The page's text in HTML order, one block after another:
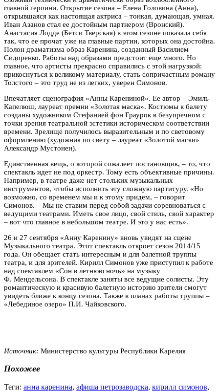
главной героини. Открытие сезона – Елена Головина (Анна),
открывшаяся как настоящая актриса – тонкая, думающая, умная.
Иван Азанов стал ее достойным партнером (Вронский).
Анастасия Лодде (Бетси Тверская) в этом сезоне показала себя
так, что ее прочат уже на главные партии, которых она достойна.
Полон драматизма образ Каренина, созданный Василием
Сидоренко. Работы над образами предстоит еще много. Но
главное, что артисты прекрасно справились с этой нагрузкой:
прикоснуться к великому материалу, стать сопричастным роману
Толстого – это труд не из легких, уверен Симонов.
Впечатляет сценография «Анны Карениной». Ее автор – Эмиль
Капелюш, лауреат премии «Золотая маска». Костюмы к балету
созданы художником Стефанией фон Граурок в безупречном с
точки зрения театральной эстетики историческом соответствии
времени. Зрелище получилось выразительным и по световому
оформлению (художник по свету – лауреат «Золотой маски»
Александр Мустонен).
Единственная вещь, о которой сожалеет постановщик, – то, что
спектакль идет не под оркестр. Тому есть объективные причины.
Например, в театре даже нет стольких музыкальных
инструментов, чтобы исполнить эту сложную партитуру. «Но
возможно, со временем мы и к этому придем, – говорит
Симонов. – Мы не ставим перед собой задачи соревноваться с
ведущими театрами. Иметь свое лицо, свой стиль, свой характер
– вот что главное в небольшом театре. И это у нас есть».
26 и 27 сентября «Анну Каренину» вновь увидят на сцене
Музыкального театра. Этот спектакль откроет сезон 2014/15
года. Он обещает стать интересным и для балетной труппы
театра, и для зрителей. Кирилл Симонов уже приступил к работе
над спектаклем «Сон в летнюю ночь» на музыку
Ф. Мендельсона. В спектакле заняты все ведущие солисты. Эту
романтическую и красивую балетную историю зрители смогут
увидеть ближе к концу сезона. Также в планах работы труппы –
«Лебединое озеро» П.И. Чайковского.
Источник: Министерство культуры Республики Карелия
Похожее
Теги: анна каренина, афиша петрозаводска, кирилл симонов,